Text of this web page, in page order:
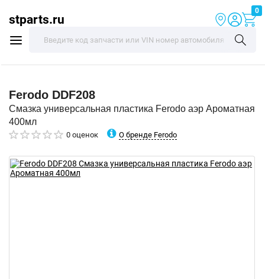
stparts.ru
0
Ferodo DDF208
Смазка универсальная пластика Ferodo аэр Ароматная
400мл
0 оценок О бренде Ferodo